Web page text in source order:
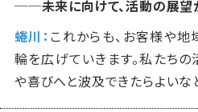
──未来に向けて、活動の展望
蜷川： これからも、お客様や
輪を広げていきます。私たち
や喜びへと波及できたらよいな